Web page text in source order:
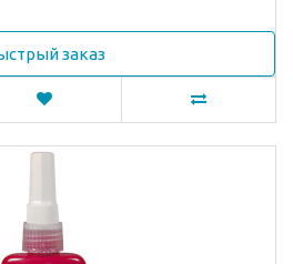
заказ